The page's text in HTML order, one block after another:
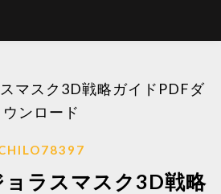
マスク3D戦略ガイドPDFダ
ウンロード
ラスマスク3D戦略